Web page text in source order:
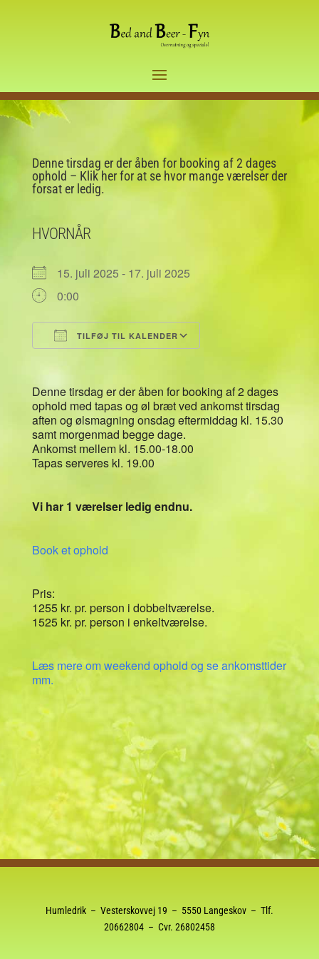
Denne tirsdag er der åben for booking af 2 dages
ophold – Klik her for at se hvor mange værelser der
forsat er ledig.
HVORNÅR
15. juli 2025 - 17. juli 2025
0:00
TILFØJ TIL KALENDER
Denne tirsdag er der åben for booking af 2 dages
ophold med tapas og øl bræt ved ankomst tirsdag
aften og ølsmagning onsdag eftermiddag kl. 15.30
samt morgenmad begge dage.
Ankomst mellem kl. 15.00-18.00
Tapas serveres kl. 19.00
Vi har 1 værelser ledig endnu.
Book et ophold
Pris:
1255 kr. pr. person i dobbeltværelse.
1525 kr. pr. person i enkeltværelse.
Læs mere om weekend ophold og se ankomsttider
mm.
Humledrik – Vesterskovvej 19 – 5550 Langeskov – Tlf.
20662804– Cvr. 26802458